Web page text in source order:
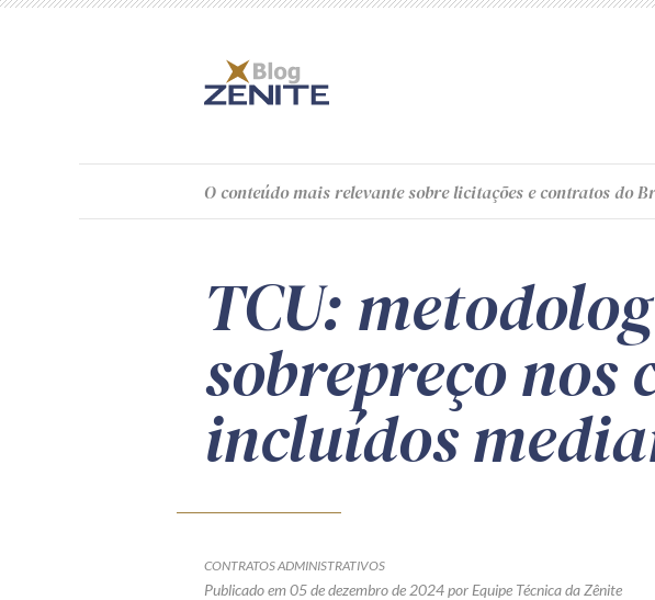
O conteúdomais relevante sobre licitações e contratos do
TCU:
sobrepreço nos
incluídos
CONTRATOS ADMINISTRATIVOS
Publicado em 05 de dezembro de 2024por Equipe Técnica da Zênite